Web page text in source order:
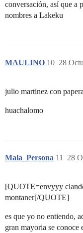
conversación, así que a
nombres a Lakeku
MAULINO 28
10
julio martinez con papera
huachalomo
Mala_Persona 28
11
[QUOTE=envyyy
montaner[/QUOTE]
es que yo no entiendo,
gran mayoria se